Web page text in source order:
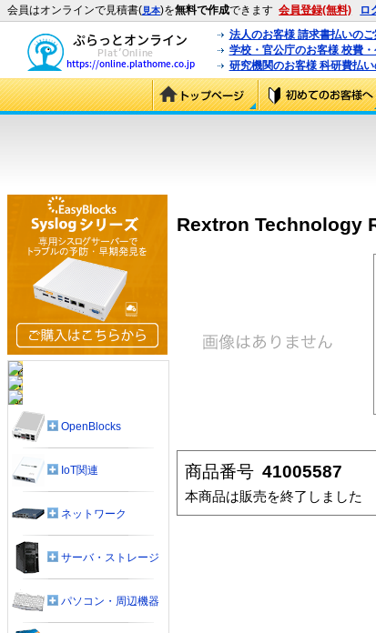
会員はオンラインで見積書(見本)を無料で作成できます 会員登録(無料) ロ
法人のお客様 請求書払いの
学校・官公庁のお客様 校費
研究機関のお客様 科研費払
Rextron Technology
商品番号 41005587
本商品は販売を終了しました
OpenBlocks
IoT関連
ネットワーク
サーバ・ストレージ
パソコン・周辺機器